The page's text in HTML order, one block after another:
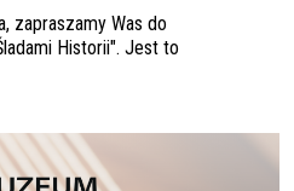
zapraszamy Was do
Historii". Jest to